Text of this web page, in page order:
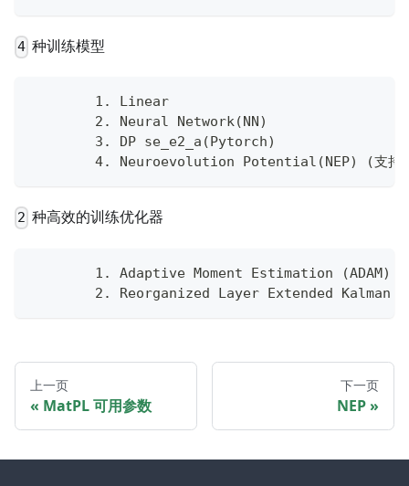
4 种训练模型
        1. Linear
        2. Neural Network(NN)
        3. DP se_e2_a(Pytorch)
4. Neuroevolution Potential(NEP) (支持跨
2 种高效的训练优化器
        1. Adaptive Moment Estimation (ADAM)
2. Reorganized Layer Extended Kalman
上一页
MatPL 可用参数
下一页
NEP